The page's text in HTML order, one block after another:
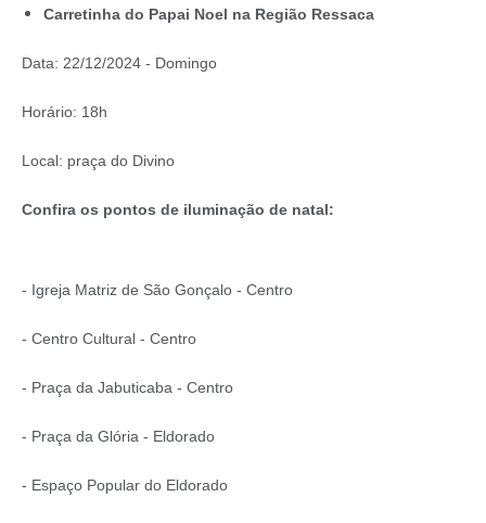
Carretinha do Papai Noel na Região Ressaca
Data: 22/12/2024 - Domingo
Horário: 18h
Local: praça do Divino
Confira os pontos de iluminação de natal:
- Igreja Matriz de São Gonçalo - Centro
- Centro Cultural - Centro
- Praça da Jabuticaba - Centro
- Praça da Glória - Eldorado
- Espaço Popular do Eldorado